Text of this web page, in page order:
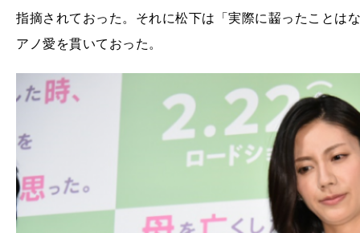
指摘されておった。それに松下は「実際に齧ったことは
アノ愛を貫いておった。